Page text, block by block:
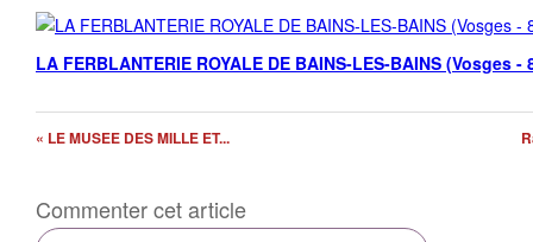
LA FERBLANTERIE ROYALE DE BAINS-LES-BAINS (Vosges -
« LE MUSEE DES MILLE ET...
Commenter cet article